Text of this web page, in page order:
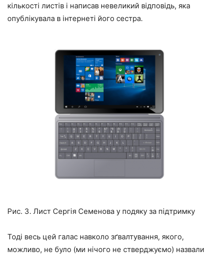
кількості листів і написав невеликий відповідь, яка
опублікувала в інтернеті його сестра.
Рис. 3. Лист Сергія Семенова у подяку за підтримку
Тоді весь цей галас навколо зґвалтування, якого,
можливо, не було (ми нічого не стверджуємо) назвали